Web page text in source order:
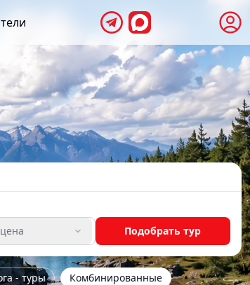
Подобрать тур
- туры
Комбинированные